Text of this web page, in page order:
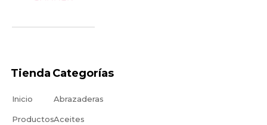
Tienda
Inicio
Productos
Categorías
Abrazaderas
Aceites